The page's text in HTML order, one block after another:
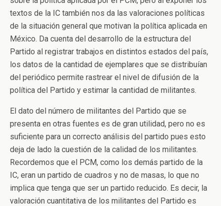
textos de la IC también nos da las valoraciones políticas
de la situación general que motivan la política aplicada en
México. Da cuenta del desarrollo de la estructura del
Partido al registrar trabajos en distintos estados del país,
los datos de la cantidad de ejemplares que se distribuían
del periódico permite rastrear el nivel de difusión de la
política del Partido y estimar la cantidad de militantes.
El dato del número de militantes del Partido que se
presenta en otras fuentes es de gran utilidad, pero no es
suficiente para un correcto análisis del partido pues esto
deja de lado la cuestión de la calidad de los militantes.
Recordemos que el PCM, como los demás partido de la
IC, eran un partido de cuadros y no de masas, lo que no
implica que tenga que ser un partido reducido. Es decir, la
valoración cuantitativa de los militantes del Partido es